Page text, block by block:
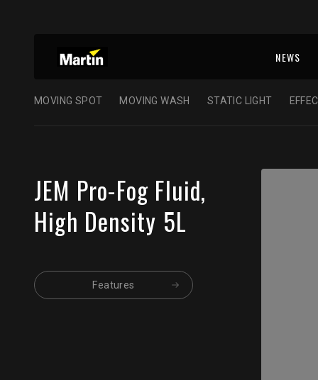
NEWS
MOVING SPOT MOVING WASH STATIC LIGHT
JEM Pro-Fog Fluid,
High Density 5L
Features